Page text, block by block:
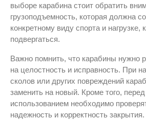
выборе карабина стоит обратить
грузоподъемность, которая должна
конкретному виду спорта и нагрузке,
подвергаться.
Важно помнить, что карабины нужно
на целостность и исправность. При
сколов или других повреждений
заменить на новый. Кроме того,
использованием необходимо
надежность и корректность